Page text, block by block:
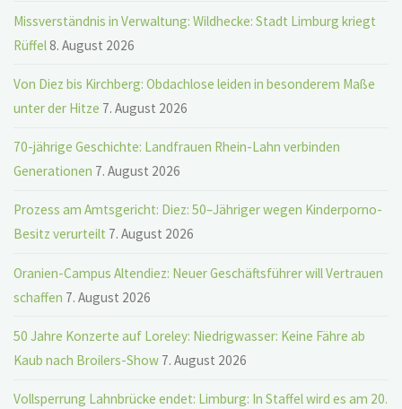
Missverständnis in Verwaltung: Wildhecke: Stadt Limburg kriegt
Rüffel8. August 2026
Von Diez bis Kirchberg: Obdachlose leiden in besonderem Maße
unter der Hitze 7. August 2026
70-jährige Geschichte: Landfrauen Rhein-Lahn verbinden
Generationen 7. August 2026
Prozess am Amtsgericht: Diez: 50–Jähriger wegen Kinderporno-
Besitz verurteilt 7. August 2026
Oranien-Campus Altendiez: Neuer Geschäftsführer will Vertrauen
schaffen 7. August 2026
50 Jahre Konzerte auf Loreley: Niedrigwasser: Keine Fähre ab
Kaub nach Broilers-Show 7. August 2026
Vollsperrung Lahnbrücke endet: Limburg: In Staffel wird es am 20.